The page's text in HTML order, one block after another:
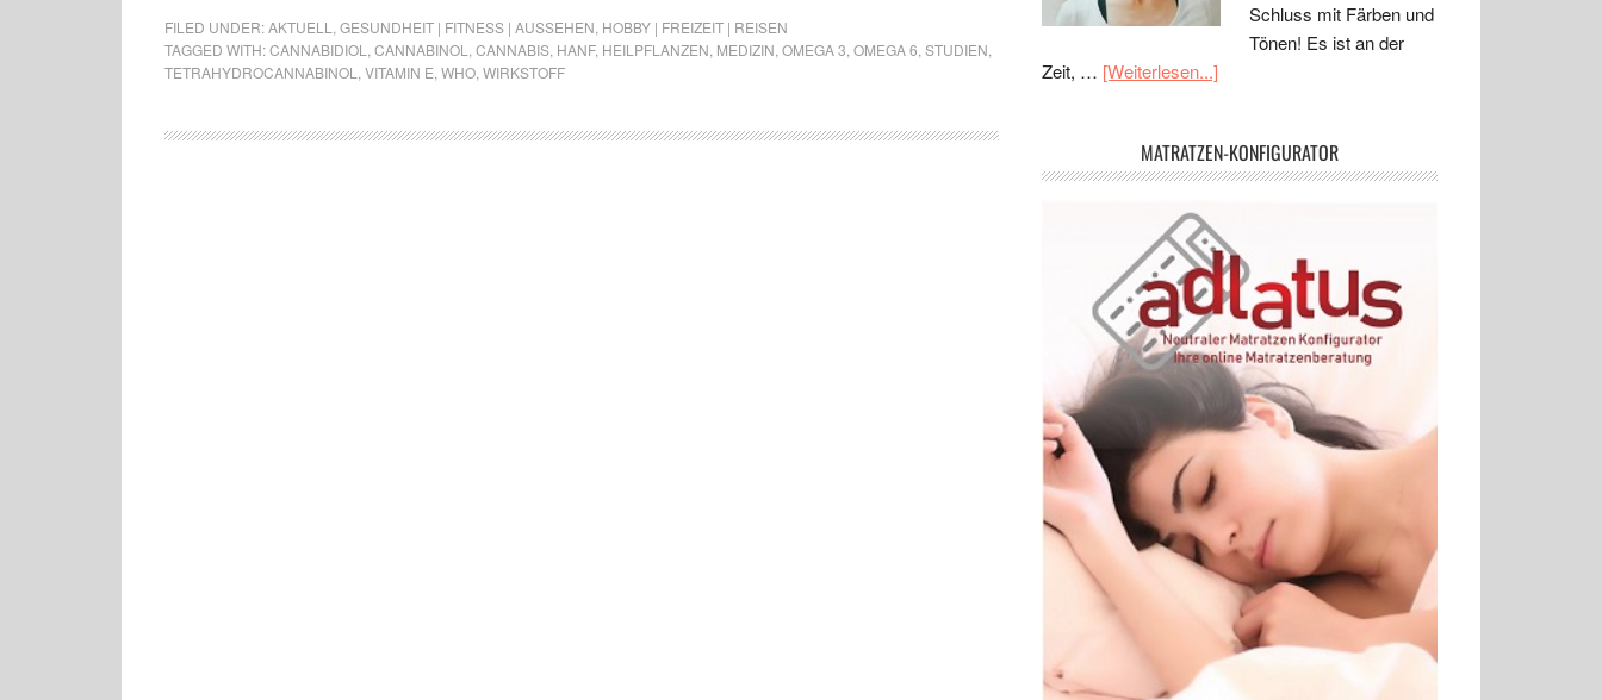
FILED UNDER:AKTUELL GESUNDHEIT | FITNESS | AUSSEHEN HOBBY | FREIZEIT | REISEN
TAGGED WITH:CANNABIDIOL CANNABINOL CANNABIS HANF, HEILPFLANZEN MEDIZIN OMEGA 3 OMEGA 6 STUDIEN
TETRAHYDROCANNABINOL
VITAMIN E WHO WIRKSTOFF
Schluss mit Färben und
Tönen! Es ist an der
Zeit, … [Weiterlesen...]
MATRATZEN-KONFIGURATOR